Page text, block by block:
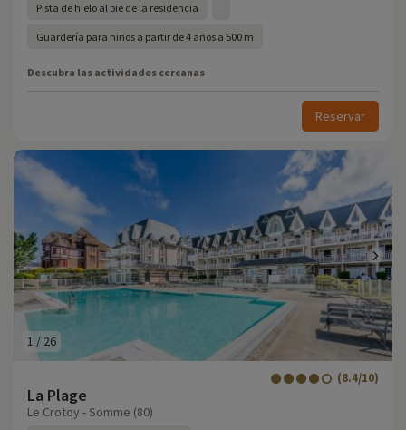
Pista de hielo al pie de la residencia
Guardería para niños a partir de 4 años a 500 m
Descubra las actividades cercanas
Reservar
1 / 26
La Plage
(8.4/10)
Le Crotoy - Somme (80)